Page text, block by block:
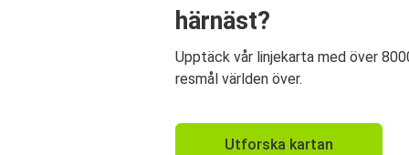
härnäst?
Upptäck vår linjekarta med över
resmål världen över.
Utforska kartan